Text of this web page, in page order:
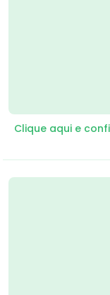
Clique aqui e